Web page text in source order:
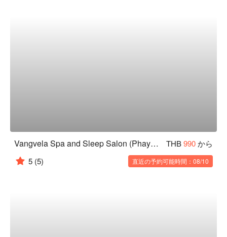
Vangvela Spa and Sleep Salon (Phayathai) THB990から
5 (5) 直近の予約可能時間：08/10